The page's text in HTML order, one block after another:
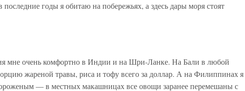
последние годы я обитаю на побережьях, а здесь дары моря стоят
мне очень комфортно в Индии и на Шри-Ланке. На Бали в любой
жареной травы, риса и тофу всего за доллар. А на Филиппинах я
— в местных макашницах все овощи заранее перемешаны с